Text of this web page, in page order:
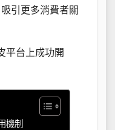
引更多消費者關
平台上成功開
機制